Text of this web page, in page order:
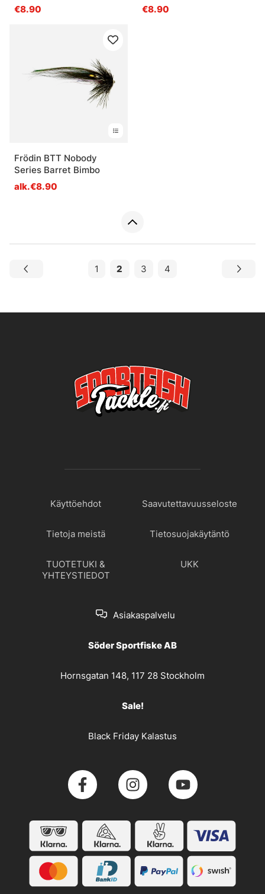
€8.90
€8.90
Frödin BTT Nobody
Series Barret Bimbo
alk.€8.90
1 2 3 4
Käyttöehdot Saavutettavuusseloste
Tietoja meistä Tietosuojakäytäntö
TUOTETUKI &
YHTEYSTIEDOT
UKK
Asiakaspalvelu
Söder Sportfiske AB
Hornsgatan 148, 117 28 Stockholm
Sale!
Black Friday Kalastus